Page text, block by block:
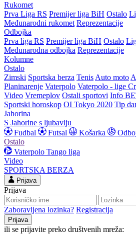
Rukomet
Prva Liga RS Premijer liga BiH Ostalo
Međunarodni rukomet Reprezentacije
Odbojka
Prva liga RS Premijer liga BiH Ostalo
Međunarodna odbojka Reprezentacije
Kolumne
Ostalo
Zimski Sportska berza Tenis Auto moto
Planinarenje Vaterpolo Vaterpolo - lige
Video Vremeplov Ostali sportovi Info
Sportski horoskop OI Tokyo 2020 Tip
Jahorina
S Jahorine s ljubavlju
Fudbal
Futsal Košarka
Ostalo
Vaterpolo Tango liga
Video
SPORTSKA BERZA
Prijava
Prijava
Zaboravljena lozinka? Registracija
ili se prijavite preko društvenih mreža: